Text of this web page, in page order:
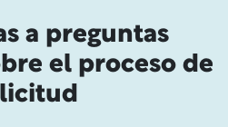
a preguntas
el proceso de